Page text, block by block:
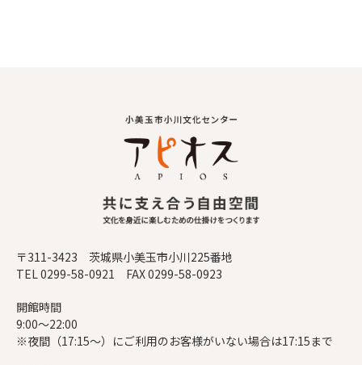
〒311-3423 茨城県小美玉市小川225番地
TEL 0299-58-0921 FAX 0299-58-0923
開館時間
9:00～22:00
※夜間（17:15～）にご利用のお客様がいない場合は17:15まで